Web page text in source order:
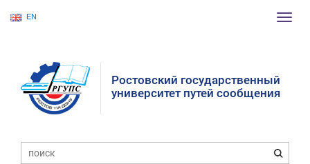
EN
Ростовский государственный
университет путей сообщения